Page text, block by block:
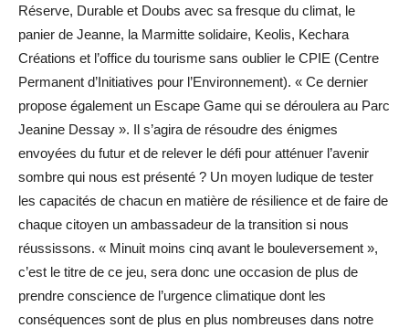
Réserve, Durable et Doubs avec sa fresque du climat, le
panier de Jeanne, la Marmitte solidaire, Keolis, Kechara
Créations et l’office du tourisme sans oublier le CPIE (Centre
Permanent d’Initiatives pour l’Environnement). « Ce dernier
propose également un Escape Game qui se déroulera au Parc
Jeanine Dessay ». Il s’agira de résoudre des énigmes
envoyées du futur et de relever le défi pour atténuer l’avenir
sombre qui nous est présenté ? Un moyen ludique de tester
les capacités de chacun en matière de résilience et de faire de
chaque citoyen un ambassadeur de la transition si nous
réussissons. « Minuit moins cinq avant le bouleversement »,
c’est le titre de ce jeu, sera donc une occasion de plus de
prendre conscience de l’urgence climatique dont les
conséquences sont de plus en plus nombreuses dans notre